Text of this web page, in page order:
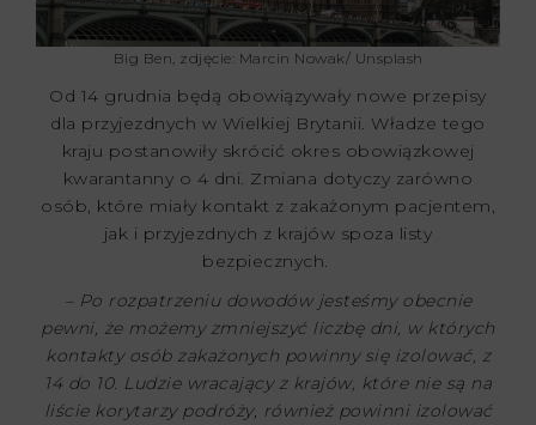
Big Ben, zdjęcie: Marcin Nowak/ Unsplash
Od 14 grudnia będą obowiązywały nowe przepisy
dla przyjezdnych w Wielkiej Brytanii. Władze tego
kraju postanowiły skrócić okres obowiązkowej
kwarantanny o 4 dni. Zmiana dotyczy zarówno
osób, które miały kontakt z zakażonym pacjentem,
jak i przyjezdnych z krajów spoza listy
bezpiecznych.
– Po rozpatrzeniu dowodów jesteśmy obecnie
pewni, że możemy zmniejszyć liczbę dni, w których
kontakty osób zakażonych powinny się izolować, z
14 do 10. Ludzie wracający z krajów, które nie są na
liście korytarzy podróży, również powinni izolować